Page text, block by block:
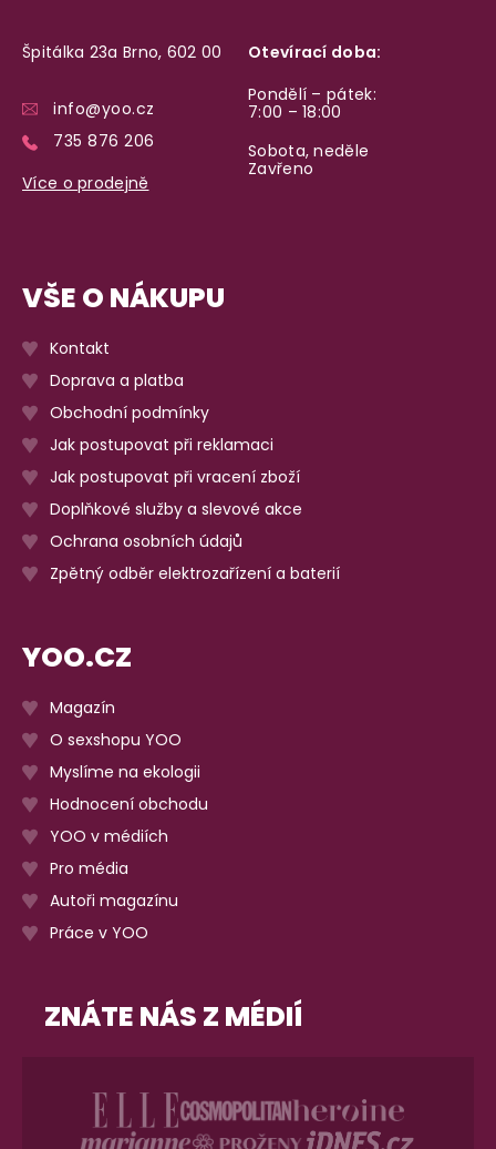
Špitálka 23a Brno, 602 00
info@yoo.cz
735 876 206
Více o prodejně
Otevírací doba:
Pondělí – pátek:
7:00 – 18:00
Sobota, neděle
Zavřeno
VŠE O NÁKUPU
Kontakt
Doprava a platba
Obchodní podmínky
Jak postupovat při reklamaci
Jak postupovat při vracení zboží
Doplňkové služby a slevové akce
Ochrana osobních údajů
Zpětný odběr elektrozařízení a baterií
YOO.CZ
Magazín
O sexshopu YOO
Myslíme na ekologii
Hodnocení obchodu
YOO v médiích
Pro média
Autoři magazínu
Práce v YOO
ZNÁTE NÁS Z MÉDIÍ